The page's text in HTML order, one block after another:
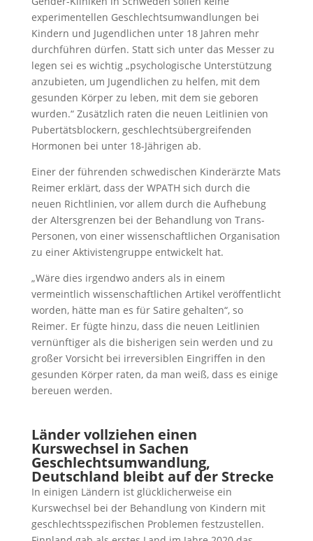
experimentellen Geschlechtsumwandlungen bei
Kindern und Jugendlichen unter 18 Jahren mehr
durchführen dürfen. Statt sich unter das Messer zu
legen sei es wichtig „psychologische Unterstützung
anzubieten, um Jugendlichen zu helfen, mit dem
gesunden Körper zu leben, mit dem sie geboren
wurden.“ Zusätzlich raten die neuen Leitlinien von
Pubertätsblockern, geschlechtsübergreifenden
Hormonen bei unter 18-Jährigen ab.
Einer der führenden schwedischen Kinderärzte Mats
Reimer erklärt, dass der WPATH sich durch die
neuen Richtlinien, vor allem durch die Aufhebung
der Altersgrenzen bei der Behandlung von Trans-
Personen, von einer wissenschaftlichen Organisation
zu einer Aktivistengruppe entwickelt hat.
„Wäre dies irgendwo anders als in einem
vermeintlich wissenschaftlichen Artikel veröffentlicht
worden, hätte man es für Satire gehalten“, so
Reimer. Er fügte hinzu, dass die neuen Leitlinien
vernünftiger als die bisherigen sein werden und zu
großer Vorsicht bei irreversiblen Eingriffen in den
gesunden Körper raten, da man weiß, dass es einige
bereuen werden.
Länder vollziehen einen
Kurswechsel in Sachen
Geschlechtsumwandlung,
Deutschland bleibt auf der Strecke
In einigen Ländern ist glücklicherweise ein
Kurswechsel bei der Behandlung von Kindern mit
geschlechtsspezifischen Problemen festzustellen.